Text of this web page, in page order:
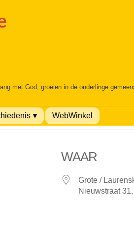
met God, groeien in de onderlinge
WebWinkel
WAAR
Grote /
Nieuwstraat